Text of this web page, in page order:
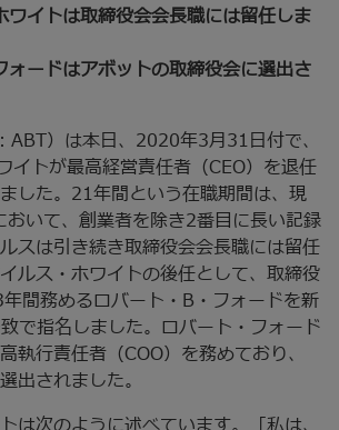
ワイトは取締役会会長職には留任しま
ォードはアボットの取締役会に選出さ
ABT）は本日、2020年3月31日付で、
イトが最高経営責任者（CEO）を退任
した。21年間という在職期間は、現
いて、創業者を除き2番目に長い記録
スは引き続き取締役会会長職には留任
ルス・ホワイトの後任として、取締役
間務めるロバート・B・フォードを新
で指名しました。ロバート・フォード
執行責任者（COO）を務めており、
出されました。